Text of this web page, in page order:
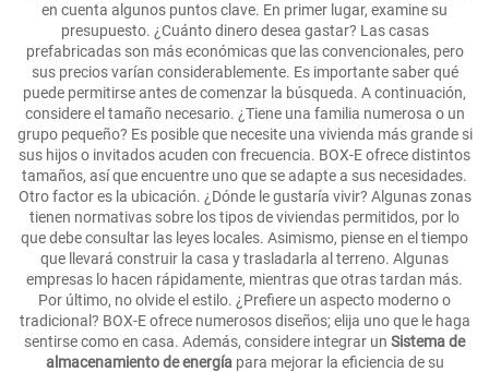
en cuenta algunos puntos clave. En primer lugar, examine su
presupuesto. ¿Cuánto dinero desea gastar? Las casas
prefabricadas son más económicas que las convencionales, pero
sus precios varían considerablemente. Es importante saber qué
puede permitirse antes de comenzar la búsqueda. A continuación,
considere el tamaño necesario. ¿Tiene una familia numerosa o un
grupo pequeño? Es posible que necesite una vivienda más grande si
sus hijos o invitados acuden con frecuencia. BOX-E ofrece distintos
tamaños, así que encuentre uno que se adapte a sus necesidades.
Otro factor es la ubicación. ¿Dónde le gustaría vivir? Algunas zonas
tienen normativas sobre los tipos de viviendas permitidos, por lo
que debe consultar las leyes locales. Asimismo, piense en el tiempo
que llevará construir la casa y trasladarla al terreno. Algunas
empresas lo hacen rápidamente, mientras que otras tardan más.
Por último, no olvide el estilo. ¿Prefiere un aspecto moderno o
tradicional? BOX-E ofrece numerosos diseños; elija uno que le haga
sentirse como en casa. Además, considere integrar un Sistema de
almacenamiento de energía para mejorar la eficiencia de su